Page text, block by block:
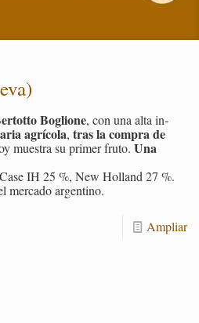
Bo­glio­ne, con una alta in­
agrí­co­la, tras la com­pra de
mues­tra su pri­mer fruto. Una
IH 25 %, New Ho­lland 27 %.
mer­ca­do ar­gen­tino.
Am­pliar